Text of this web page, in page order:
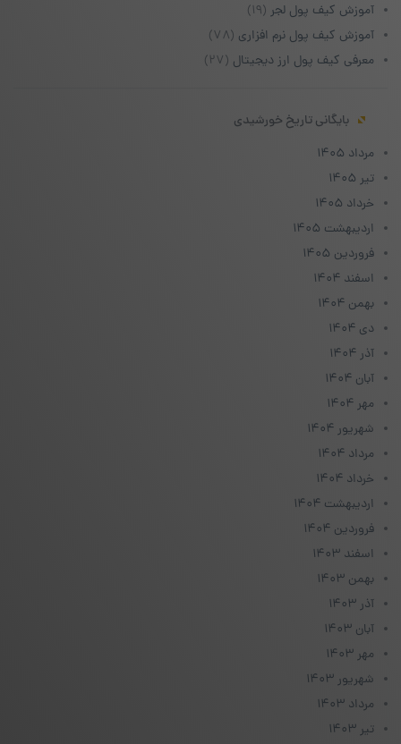
آموزش کیف پول لجر (۱۹)
آموزش کیف پول نرم افزاری (۷۸)
معرفی کیف پول ارز دیجیتال (۲۷)
بایگانی تاریخ خورشیدی
مرداد ۱۴۰۵
تیر ۱۴۰۵
خرداد ۱۴۰۵
اردیبهشت ۱۴۰۵
فروردین ۱۴۰۵
اسفند ۱۴۰۴
بهمن ۱۴۰۴
دی ۱۴۰۴
آذر ۱۴۰۴
آبان ۱۴۰۴
مهر ۱۴۰۴
شهریور ۱۴۰۴
مرداد ۱۴۰۴
خرداد ۱۴۰۴
اردیبهشت ۱۴۰۴
فروردین ۱۴۰۴
اسفند ۱۴۰۳
بهمن ۱۴۰۳
آذر ۱۴۰۳
آبان ۱۴۰۳
مهر ۱۴۰۳
شهریور ۱۴۰۳
مرداد ۱۴۰۳
تیر ۱۴۰۳